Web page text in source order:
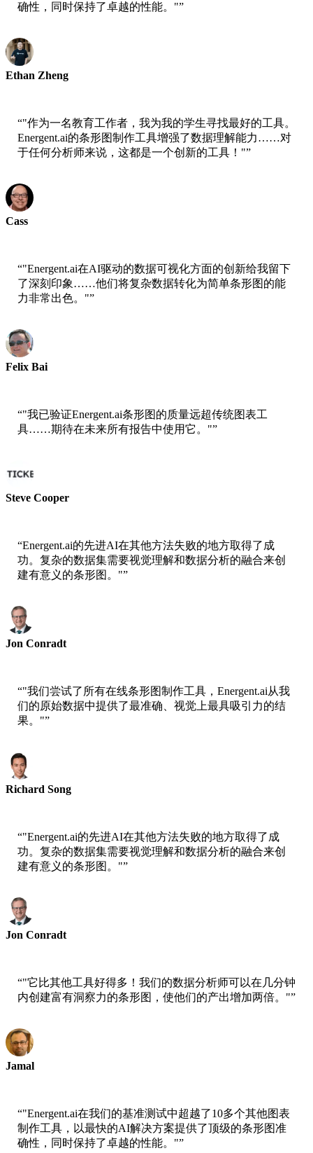
确性，同时保持了卓越的性能。"”
Ethan Zheng
“"作为一名教育工作者，我为我的学生寻找最好的工具。
Energent.ai的条形图制作工具增强了数据理解能力……对
于任何分析师来说，这都是一个创新的工具！"”
Cass
“"Energent.ai在AI驱动的数据可视化方面的创新给我留下
了深刻印象……他们将复杂数据转化为简单条形图的能
力非常出色。"”
Felix Bai
“"我已验证Energent.ai条形图的质量远超传统图表工
具……期待在未来所有报告中使用它。"”
Steve Cooper
“Energent.ai的先进AI在其他方法失败的地方取得了成
功。复杂的数据集需要视觉理解和数据分析的融合来创
建有意义的条形图。"”
Jon Conradt
“"我们尝试了所有在线条形图制作工具，Energent.ai从我
们的原始数据中提供了最准确、视觉上最具吸引力的结
果。"”
Richard Song
“"Energent.ai的先进AI在其他方法失败的地方取得了成
功。复杂的数据集需要视觉理解和数据分析的融合来创
建有意义的条形图。"”
Jon Conradt
“"它比其他工具好得多！我们的数据分析师可以在几分钟
内创建富有洞察力的条形图，使他们的产出增加两倍。"”
Jamal
“"Energent.ai在我们的基准测试中超越了10多个其他图表
制作工具，以最快的AI解决方案提供了顶级的条形图准
确性，同时保持了卓越的性能。"”